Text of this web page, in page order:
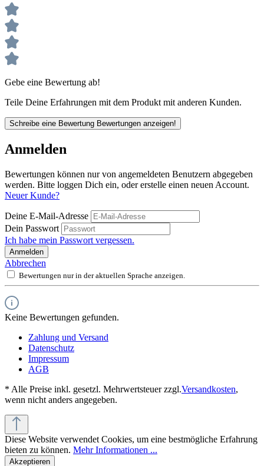
Gebe eine Bewertung ab!
Teile Deine Erfahrungen mit dem Produkt mit anderen Kunden.
Schreibe eine Bewertung Bewertungen anzeigen!
Anmelden
Bewertungen können nur von angemeldeten Benutzern abgegeben
werden. Bitte loggen Dich ein, oder erstelle einen neuen Account.
Neuer Kunde?
Deine E-Mail-Adresse
Dein Passwort
Ich habe mein Passwort vergessen.
Anmelden
Abbrechen
Bewertungen nur in der aktuellen Sprache anzeigen.
Keine Bewertungen gefunden.
Zahlung und Versand
Datenschutz
Impressum
AGB
* Alle Preise inkl. gesetzl. Mehrwertsteuer zzgl.Versandkosten,
wenn nicht anders angegeben.
Diese Website verwendet Cookies, um eine bestmögliche Erfahrung
bieten zu können. Mehr Informationen ...
Akzeptieren